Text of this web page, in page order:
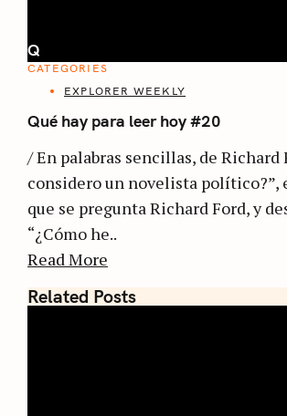
Q
CATEGORIES
EXPLORER WEEKLY
Qué hay para leer hoy #20
/ En palabras sencillas, de Richard
considero un novelista político?”,
que se pregunta Richard Ford, y
“¿Cómo he..
Read More
Related Posts